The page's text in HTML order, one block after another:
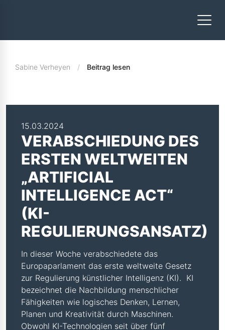
Sabine Verheyen Beitrag lesen
15.03.2024
VERABSCHIEDUNG DES
ERSTEN WELTWEITEN
„ARTIFICIAL
INTELLIGENCE ACT“
(KI-
REGULIERUNGSANSATZ)
In dieser Woche verabschiedete das
Europaparlament das erste weltweite Gesetz
zur Regulierung künstlicher Intelligenz (KI). KI
bezeichnet die Nachbildung menschlicher
Fähigkeiten wie logisches Denken, Lernen,
Planen und Kreativität durch Maschinen.
Obwohl KI-Technologien seit über fünf